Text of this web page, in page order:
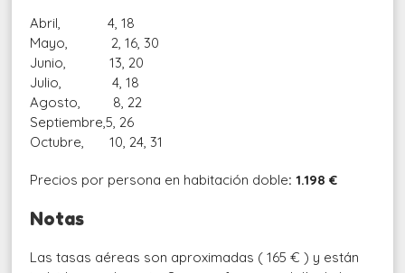
Abril, 4, 18
Mayo, 2, 16, 30
Junio, 13, 20
Julio, 4, 18
Agosto, 8, 22
Septiembre,5, 26
Octubre, 10, 24, 31
Precios por persona en habitación doble: 1.198 €
Notas
Las tasas aéreas son aproximadas ( 165 € ) y están